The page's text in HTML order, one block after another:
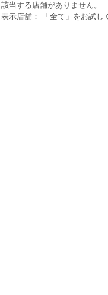
該当する店舗がありません。
表示店舗： 「全て」をお試し